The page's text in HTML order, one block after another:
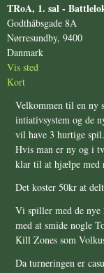
TRoA, 1. sal -
Godthåbsgade 8A
Nørresundby, 9400
Danmark
Vis sted
KortTRoA,
sal
-
Battlelokalet
Velkommen til en ny
intiativsystem og de
vil have 3 hurtige spil.
Hvis man er ny og i
klar til at hjælpe med
Det koster 50kr at
Vi spiller med de nye
med at smide nogle
Kill Zones som
Da turneringen er